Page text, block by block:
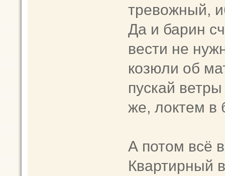
тревожный,
Да и барин
вести не
козюли об
пускай
же, локтем в
А потом всё
Квартирный